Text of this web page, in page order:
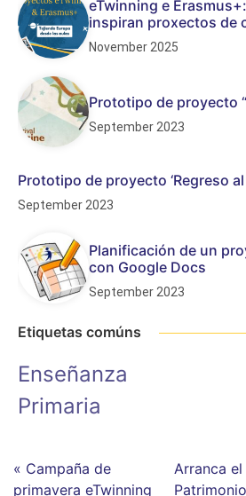
eTwinning e
inspiran proxectos de
November 2025
Prototipo de proyecto
September 2023
Prototipo de proyecto ‘Regreso
September 2023
Planificación de un
con Google Docs
September 2023
Etiquetas comúns
Enseñanza
Primaria
« Campaña de
primavera eTwinning
Arranca